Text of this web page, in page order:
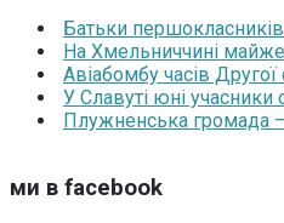
Батьки
На Хмельниччині
Авіабомбу часів
У Славуті юні
Плужненська громада —
ми в facebook